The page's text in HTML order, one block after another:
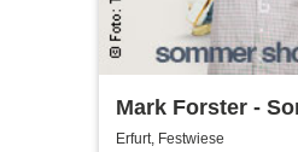
Mark Forster -
Shows 2026
Erfurt, Festwiese